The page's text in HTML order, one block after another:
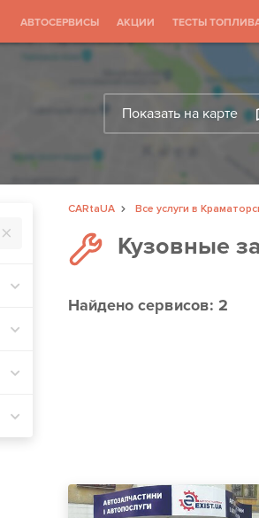
АВТОСЕРВИСЫ АКЦИИ ТЕСТЫ
Показать на карте
CARtaUA Все услуги в
Кузовные
Найденосервисов: 2